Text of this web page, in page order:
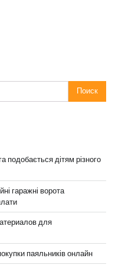
подобається дітям різного
гаражні ворота
для
паяльників онлайн